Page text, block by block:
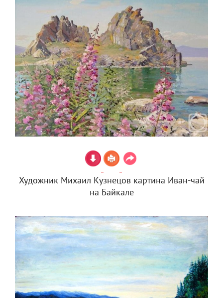
Художник Михаил Кузнецов картина Иван-чай
на Байкале